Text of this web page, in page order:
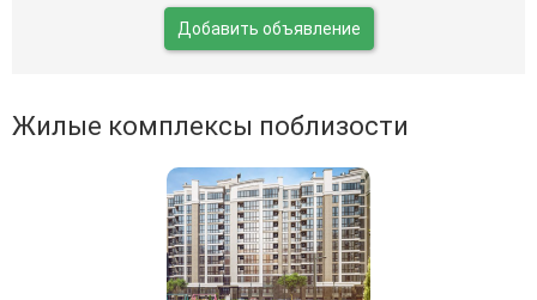
Добавить объявление
Жилые комплексы поблизости